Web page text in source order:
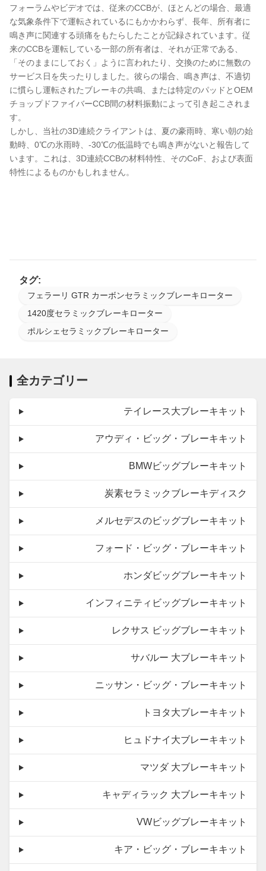
フォーラムやビデオでは、従来のCCBが、ほとんどの場合、最適
な気象条件下で運転されているにもかかわらず、長年、所有者に
鳴き声に関連する頭痛をもたらしたことが記録されています。従
来のCCBを運転している一部の所有者は、それが正常である、
「そのままにしておく」ように言われたり、交換のために無数の
サービス日を失ったりしました。彼らの場合、鳴き声は、不適切
に慣らし運転されたブレーキの共鳴、または特定のパッドとOEM
チョップドファイバーCCB間の材料振動によって引き起こされま
す。
しかし、当社の3D連続クライアントは、夏の豪雨時、寒い朝の始
動時、0℃の氷雨時、-30℃の低温時でも鳴き声がないと報告して
います。これは、3D連続CCBの材料特性、そのCoF、および表面
特性によるものかもしれません。
タグ:
フェラーリ GTR カーボンセラミックブレーキローター
1420度セラミックブレーキローター
ポルシェセラミックブレーキローター
全カテゴリー
テイレース大ブレーキキット
アウディ・ビッグ・ブレーキキット
BMWビッグブレーキキット
炭素セラミックブレーキディスク
メルセデスのビッグブレーキキット
フォード・ビッグ・ブレーキキット
ホンダビッグブレーキキット
インフィニティビッグブレーキキット
レクサス ビッグブレーキキット
サバルー 大ブレーキキット
ニッサン・ビッグ・ブレーキキット
トヨタ大ブレーキキット
ヒュドナイ大ブレーキキット
マツダ 大ブレーキキット
キャディラック 大ブレーキキット
VWビッグブレーキキット
キア・ビッグ・ブレーキキット